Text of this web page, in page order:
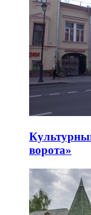
ворота»